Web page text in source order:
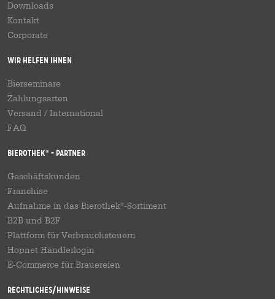
Downloads
Kontakt
Corporate
Wir helfen Ihnen
Bierseminare
Zahlungsarten
Versand / International
FAQ
Bierothek® - Partner
Geschäftskunden
Franchise
Aufnahme in das Bierothek®-Sortiment
B2B und B2F
Plattform für Verbrauchsteuern
Hopnet Händlerlogin
E-Commerce für Brauereien
Rechtliches/Hinweise